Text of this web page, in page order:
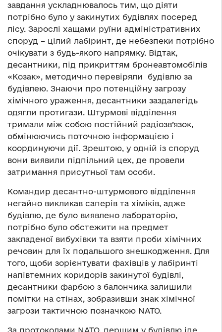
завдання ускладнювалось тим, що діяти
потрібно було у закинутих будівлях посеред
лісу. Зарослі хащами руїни адміністративних
споруд – цілий лабіринт, де небезпеки потрібно
очікувати з будь-якого напрямку. Відтак,
десантники, під прикриттям бронеавтомобілів
«Козак», методично перевіряли будівлю за
будівлею. Знаючи про потенційну загрозу
хімічного ураження, десантники заздалегідь
одягли протигази. Штурмові відділення
тримали між собою постійний радіозв’язок,
обмінюючись поточною інформацією і
координуючи дії. Зрештою, у одній із споруд
вони виявили підпільний цех, де провели
затримання присутньої там особи.
Командир десантно-штурмового відділення
негайно викликав саперів та хіміків, адже
будівлю, де було виявлено лабораторію,
потрібно було обстежити на предмет
закладеної вибухівки та взяти проби хімічних
речовин для їх подальшого знешкодження. Для
того, щоби зорієнтувати фахівців у лабіринті
напівтемних коридорів закинутої будівлі,
десантники фарбою з балончика залишили
помітки на стінах, зобразивши знак хімічної
загрози тактичною позначкою NATO.
За протоколами NATO, першим у будівлю іде